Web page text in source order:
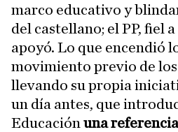
marco educativo y
del castellano; el PP, fiel
apoyó. Lo que encendió
movimiento previo de
llevando su propia
un día antes, que
Educación una